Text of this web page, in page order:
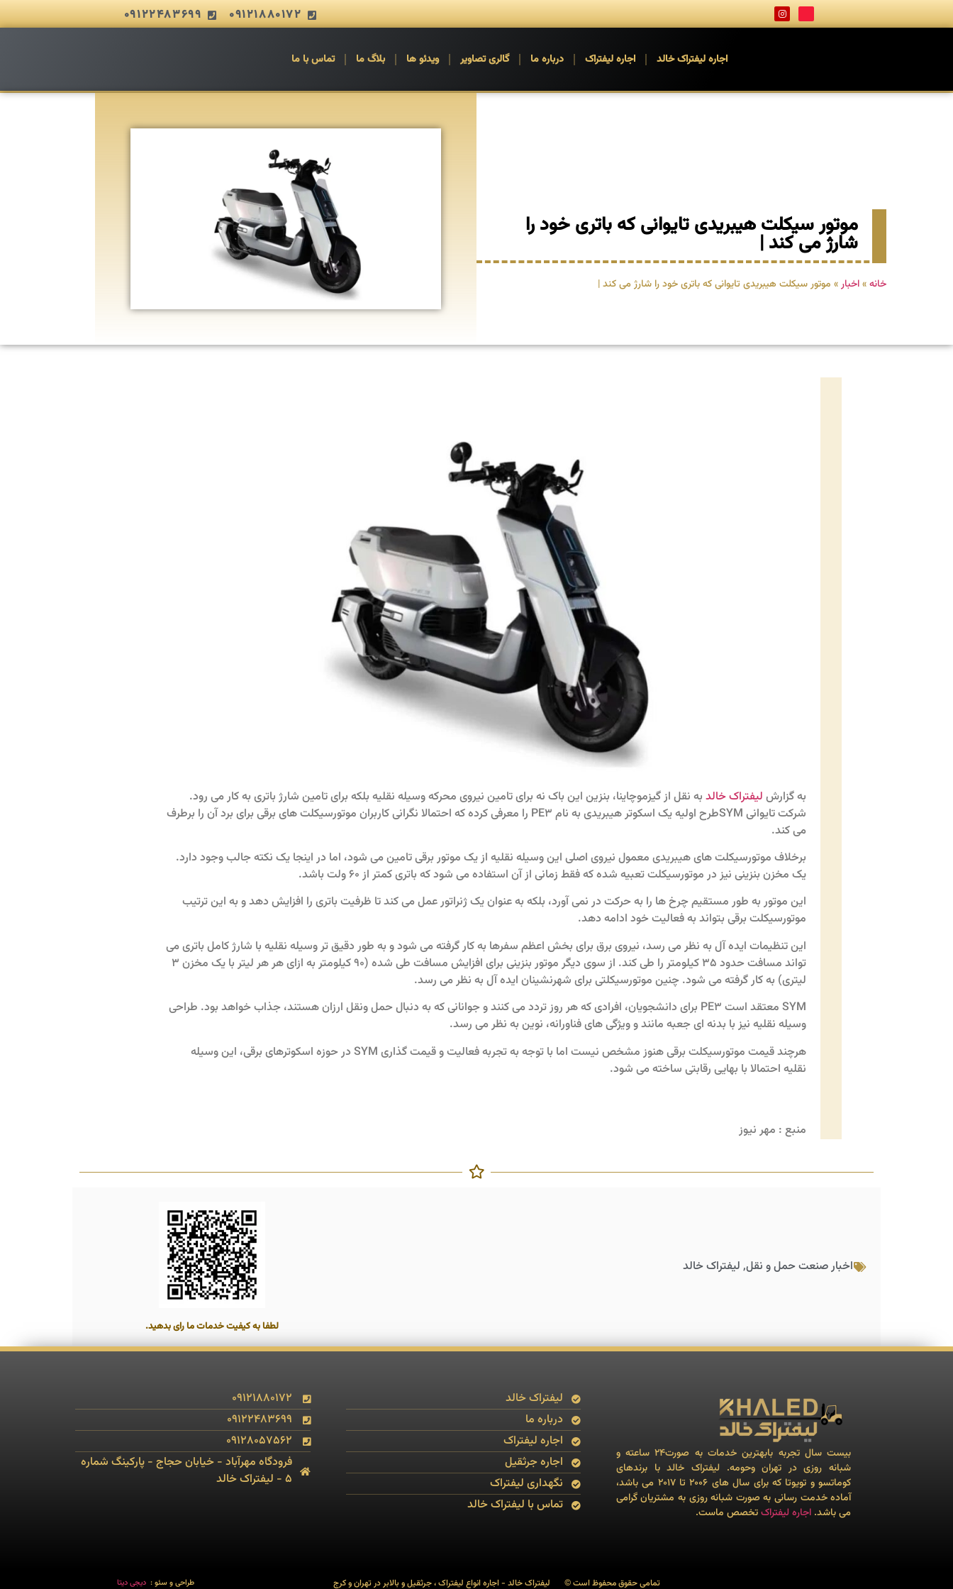
09121880172
09122483699
اجاره لیفتراک خالد اجاره لیفتراک درباره ما گالری تصاویر ویدئو ها بلاگ ما تماس با ما
موتور سیکلت هیبریدی تایوانی که باتری خود را
شارژ می کند |
خانه»اخبار» موتور سیکلت هیبریدی تایوانی که باتری خود را شارژ می کند |
به گزارش لیفتراک خالد به نقل از گیزموچاینا، بنزین این باک نه برای تامین نیروی محرکه وسیله نقلیه بلکه برای تامین شارژ باتری به کار می رود.
شرکت تایوانی SYMطرح اولیه یک اسکوتر هیبریدی به نام PE3 را معرفی کرده که احتمالا نگرانی کاربران موتورسیکلت های برقی برای برد آن را برطرف
می کند.
برخلاف موتورسیکلت های هیبریدی معمول نیروی اصلی این وسیله نقلیه از یک موتور برقی تامین می شود، اما در اینجا یک نکته جالب وجود دارد.
یک مخزن بنزینی نیز در موتورسیکلت تعبیه شده که فقط زمانی از آن استفاده می شود که باتری کمتر از 60 ولت باشد.
این موتور به طور مستقیم چرخ ها را به حرکت در نمی آورد، بلکه به عنوان یک ژنراتور عمل می کند تا ظرفیت باتری را افزایش دهد و به این ترتیب
موتورسیکلت برقی بتواند به فعالیت خود ادامه دهد.
این تنظیمات ایده آل به نظر می رسد، نیروی برق برای بخش اعظم سفرها به کار گرفته می شود و به طور دقیق تر وسیله نقلیه با شارژ کامل باتری می
تواند مسافت حدود 35 کیلومتر را طی کند. از سوی دیگر موتور بنزینی برای افزایش مسافت طی شده (90 کیلومتر به ازای هر هر لیتر با یک مخزن 3
لیتری) به کار گرفته می شود. چنین موتورسیکلتی برای شهرنشینان ایده آل به نظر می رسد.
SYM معتقد است PE3 برای دانشجویان، افرادی که هر روز تردد می کنند و جوانانی که به دنبال حمل ونقل ارزان هستند، جذاب خواهد بود. طراحی
وسیله نقلیه نیز با بدنه ای جعبه مانند و ویژگی های فناورانه، نوین به نظر می رسد.
هرچند قیمت موتورسیکلت برقی هنوز مشخص نیست اما با توجه به تجربه فعالیت و قیمت گذاری SYM در حوزه اسکوترهای برقی، این وسیله
نقلیه احتمالا با بهایی رقابتی ساخته می شود.
منبع : مهر نیوز
اخبار صنعت حمل و نقل, لیفتراک خالد
لطفا به کیفیت خدمات ما رای بدهید.
بیست سال تجربه بابهترین خدمات به صورت24 ساعته و
شبانه روزی در تهران وحومه. لیفتراک خالد با برندهای
کوماتسو و تویوتا که برای سال های ۲۰۰۶ تا ۲۰۱۷ می باشد،
آماده خدمت رسانی به صورت شبانه روزی به مشتریان گرامی
می باشد. اجاره لیفتراکتخصص ماست.
لیفتراک خالد
درباره ما
اجاره لیفتراک
اجاره جرثقیل
نگهداری لیفتراک
تماس با لیفتراک خالد
09121880172
09122483699
09128057562
فرودگاه مهرآباد - خیابان حجاج - پارکینگ شماره
5 - لیفتراک خالد
تمامی حقوق محفوظ است © لیفتراک خالد - اجاره انواع لیفتراک ، جرثقیل و بالابر در تهران و کرج طراحی و سئو : دیجی دیتا